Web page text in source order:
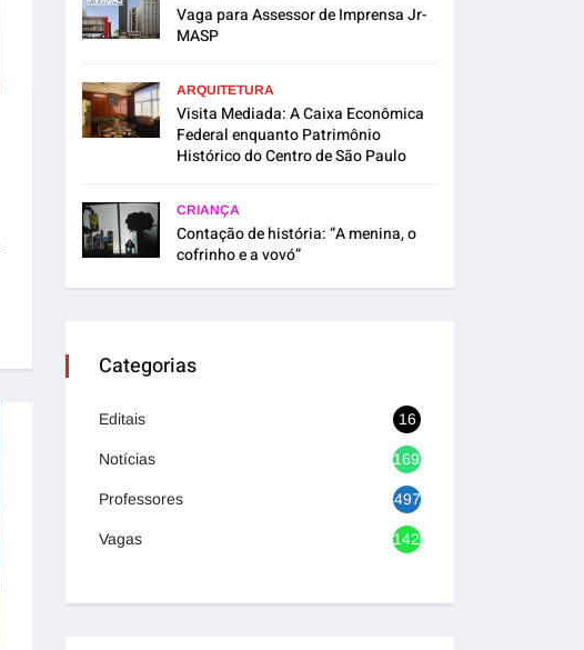
Vaga para Assessor de Imprensa Jr-
MASP
ARQUITETURA
Visita Mediada: A Caixa Econômica
Federal enquanto Patrimônio
Histórico do Centro de São Paulo
CRIANÇA
Contação de história: “A menina, o
cofrinho e a vovó”
Categorias
Editais 16
Notícias 1692
Professores 497
Vagas 1420